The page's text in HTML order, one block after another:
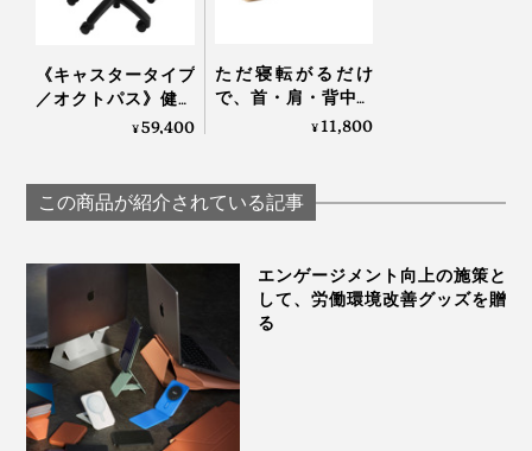
《キャスタータイプ
／オクトパス》健康
医療アワード受賞
ングチェアー”｜ayur-
chair アーユル・チェ
¥59,400
ただ寝転がるだけ
で、首・肩・背中・
腰のガチガチ筋肉が
圧らくだ
¥11,800
この商品が紹介されている記事
エンゲージメント向上の施策と
して、労働環境改善グッズを贈
る